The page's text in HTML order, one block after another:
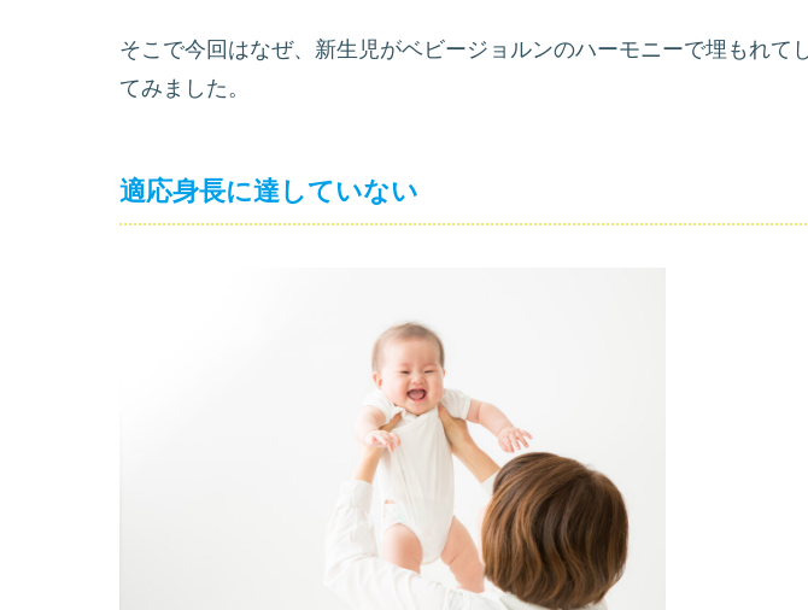
そこで今回はなぜ、新生児がベビージョルンのハーモニーで埋もれて
てみました。
適応身長に達していない